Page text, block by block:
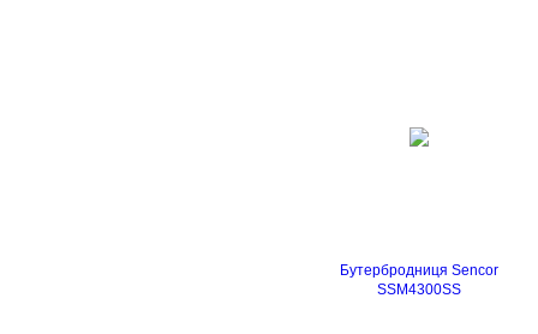
Бутербродниця Sencor
SSM4300SS